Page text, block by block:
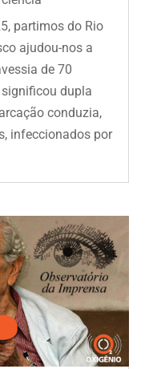
partimos do Rio
ajudou-nos a
de 70
dupla
conduzia,
infeccionados por